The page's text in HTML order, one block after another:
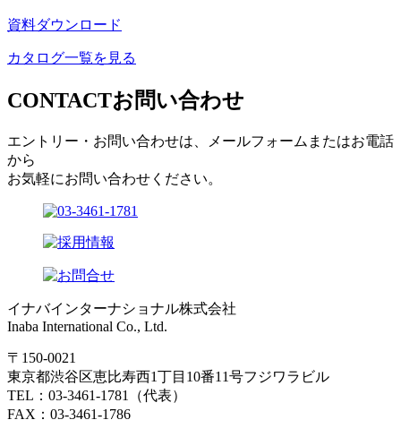
資料ダウンロード
カタログ一覧を見る
CONTACTお問い合わせ
エントリー・お問い合わせは、メールフォームまたはお電話
から
お気軽にお問い合わせください。
イナバインターナショナル株式会社
Inaba International Co., Ltd.
〒150-0021
東京都渋谷区恵比寿西1丁目10番11号フジワラビル
TEL：03-3461-1781（代表）
FAX：03-3461-1786